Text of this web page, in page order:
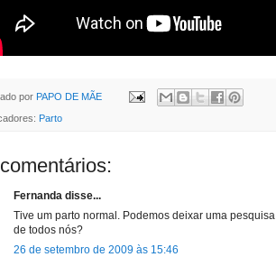
por PAPO DE MÃE
Parto
Fernanda disse...
Tive um parto normal. Podemos deixar uma pesquisa
de todos nós?
26 de setembro de 2009 às 15:46